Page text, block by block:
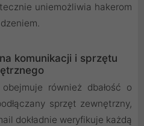
uniemożliwia hakerom
komunikacji i sprzętu
również dbałość o
sprzęt zewnętrzny,
dokładnie weryfikuje każdą